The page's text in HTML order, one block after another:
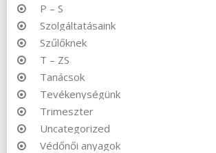
P – S
Szolgáltatásaink
Szűlőknek
T – ZS
Tanácsok
Tevékenységünk
Trimeszter
Uncategorized
Védőnői anyagok